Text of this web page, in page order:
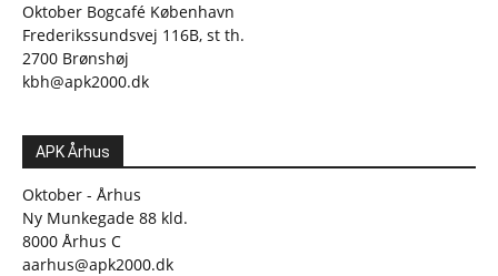
Oktober Bogcafé København
Frederikssundsvej 116B, st th.
2700 Brønshøj
kbh@apk2000.dk
APK Århus
Oktober - Århus
Ny Munkegade 88 kld.
8000 Århus C
aarhus@apk2000.dk